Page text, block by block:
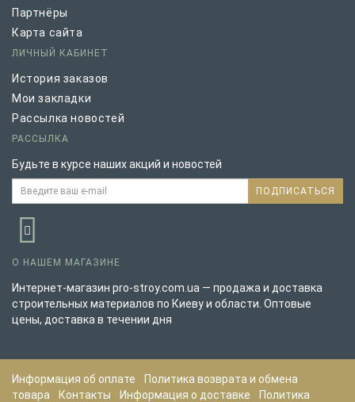
Партнёры
Карта сайта
ЛИЧНЫЙ КАБИНЕТ
История заказов
Мои закладки
Рассылка новостей
РАССЫЛКА
Будьте в курсе наших акций и новостей
ПОДПИСАТЬСЯ
О НАШЕМ МАГАЗИНЕ
Интернет-магазин pro-stroy.com.ua — продажа и доставка
строительных материалов по Киеву и области. Оптовые
цены, доставка в течении дня
Информация об оплате
Политика возврата и обмена
товара
Контакты Информация о доставке Политика